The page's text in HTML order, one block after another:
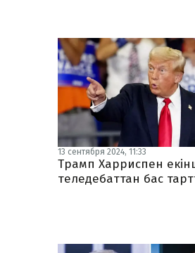
13 сентября 2024, 11:33
Трамп Харриспен
теледебаттан бас